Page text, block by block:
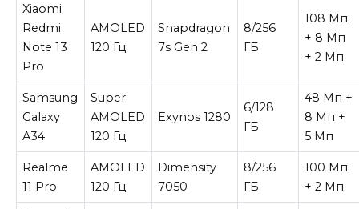
Xiaomi
Redmi
Note 13
Pro
AMOLED
120 Гц
Snapdragon
7s Gen 2
8/256
ГБ
108 Мп
+ 8 Мп
+ 2 Мп
Samsung
Galaxy
A34
Super
AMOLED
120 Гц
Exynos 1280
6/128
ГБ
48 Мп +
8 Мп +
5 Мп
Realme
11 Pro
AMOLED
120 Гц
Dimensity
7050
8/256
ГБ
100 Мп
+ 2 Мп